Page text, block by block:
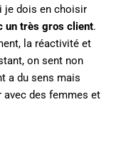
je dois en choisir
un très gros client.
la réactivité et
on sent non
a du sens mais
avec des femmes et